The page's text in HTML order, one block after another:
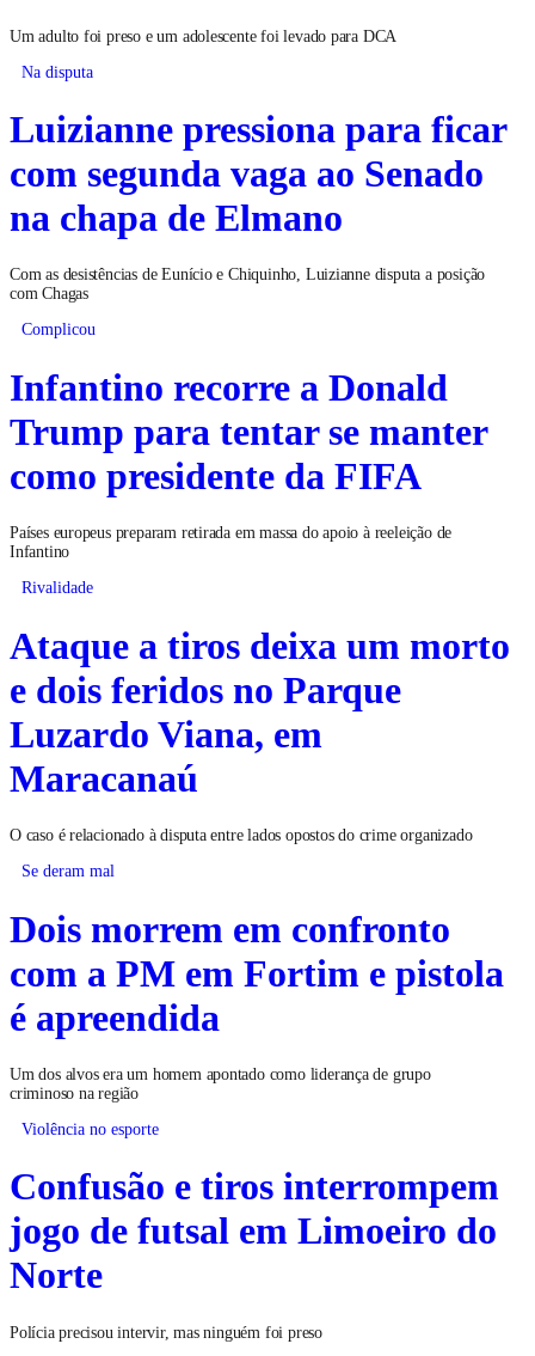
Um adulto foi preso e um adolescente foi levado para DCA
Na disputa
Luizianne pressiona para ficar
com segunda vaga ao Senado
na chapa de Elmano
Com as desistências de Eunício e Chiquinho, Luizianne disputa a posição
com Chagas
Complicou
Infantino recorre a Donald
Trump para tentar se manter
como presidente da FIFA
Países europeus preparam retirada em massa do apoio à reeleição de
Infantino
Rivalidade
Ataque a tiros deixa um morto
e dois feridos no Parque
Luzardo Viana, em
Maracanaú
O caso é relacionado à disputa entre lados opostos do crime organizado
Se deram mal
Dois morrem em confronto
com a PM em Fortim e pistola
é apreendida
Um dos alvos era um homem apontado como liderança de grupo
criminoso na região
Violência no esporte
Confusão e tiros interrompem
jogo de futsal em Limoeiro do
Norte
Polícia precisou intervir, mas ninguém foi preso